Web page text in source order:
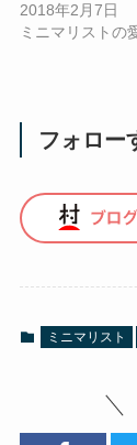
2018年2月7日
ミニマリストの
フォロー
ミニマリスト